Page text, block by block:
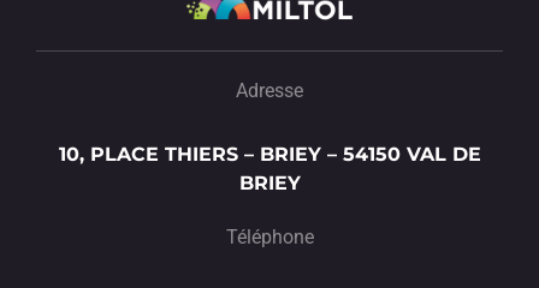
Adresse
10, PLACE THIERS – BRIEY – 54150 VAL DE
BRIEY
Téléphone